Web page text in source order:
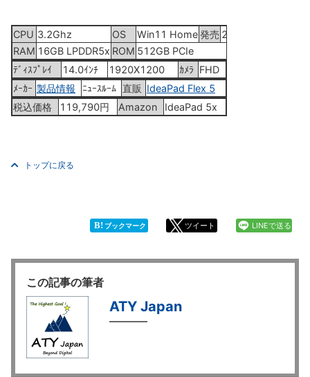
CPU 3.2Ghz OS Win11 Home発売 2024年9月6日
RAM 16GB LPDDR5x ROM 512GB PCIe
ﾃﾞｨｽﾌﾟﾚｲ
14.0ｲﾝﾁ 1920X1200 ｶﾒﾗ FHD
ﾒｰｶｰ 製品情報 ﾆｭｰｽﾙｰﾑ 直販 IdeaPad Flex 5
税込価格
119,790円 Amazon IdeaPad 5x
トップに戻る
B! ブックマーク ツイート LINEで送る
この記事の筆者
ATY Japan